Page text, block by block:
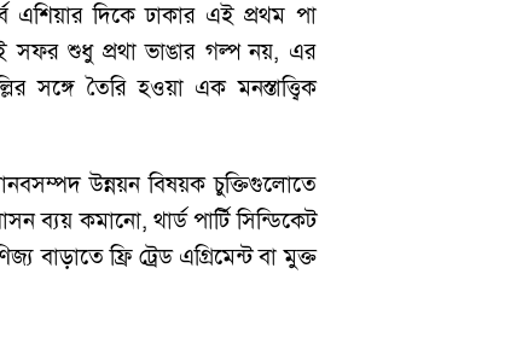
এশিয়ার দিকে ঢাকার এই প্রথম পা
সফর শুধু প্রথা ভাঙার গল্প নয়, এর
তৈরি হওয়া এক মনস্তাত্ত্বিক
উন্নয়ন বিষয়ক চুক্তিগুলোতে
ব্যয় কমানো, থার্ড পার্টি সিন্ডিকেট
বাড়াতে ফ্রি ট্রেড এগ্রিমেন্ট বা মুক্ত